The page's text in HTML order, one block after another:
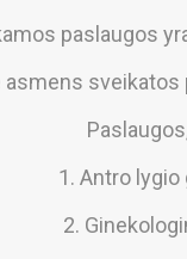
paslaugos
1. Antro
2.